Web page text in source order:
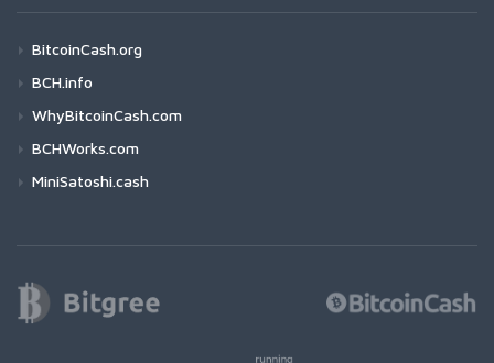
BitcoinCash.org
BCH.info
WhyBitcoinCash.com
BCHWorks.com
MiniSatoshi.cash